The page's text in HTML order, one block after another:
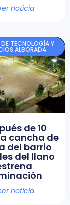
noticia
DE TECNOLOGÍA Y
ALBORADA
de 10
cancha de
del barrio
del llano
noticia